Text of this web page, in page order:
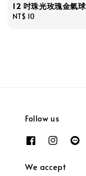
12 吋珠光玫瑰金氣球
Regular
NT$ 10
Follow us
We accept